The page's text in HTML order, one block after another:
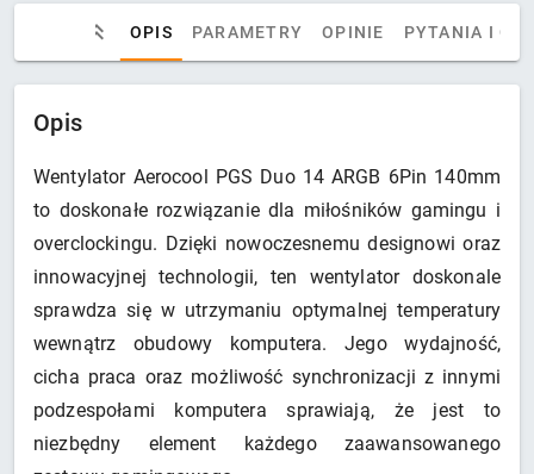
OPIS PARAMETRY OPINIE PYTANIA I
Opis
Wentylator Aerocool PGS Duo 14 ARGB 6Pin 140mm
to doskonałe rozwiązanie dla miłośników gamingu i
overclockingu. Dzięki nowoczesnemu designowi oraz
innowacyjnej technologii, ten wentylator doskonale
sprawdza się w utrzymaniu optymalnej temperatury
wewnątrz obudowy komputera. Jego wydajność,
cicha praca oraz możliwość synchronizacji z innymi
podzespołami komputera sprawiają, że jest to
niezbędny element każdego zaawansowanego